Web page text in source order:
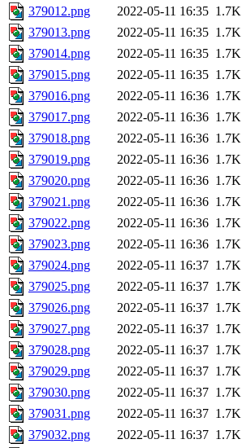
379012.png
2022-05-11 16:35 1.7K
379013.png
2022-05-11 16:35 1.7K
379014.png
2022-05-11 16:35 1.7K
379015.png
2022-05-11 16:35 1.7K
379016.png
2022-05-11 16:36 1.7K
379017.png
2022-05-11 16:36 1.7K
379018.png
2022-05-11 16:36 1.7K
379019.png
2022-05-11 16:36 1.7K
379020.png
2022-05-11 16:36 1.7K
379021.png
2022-05-11 16:36 1.7K
379022.png
2022-05-11 16:36 1.7K
379023.png
2022-05-11 16:36 1.7K
379024.png
2022-05-11 16:37 1.7K
379025.png
2022-05-11 16:37 1.7K
379026.png
2022-05-11 16:37 1.7K
379027.png
2022-05-11 16:37 1.7K
379028.png
2022-05-11 16:37 1.7K
379029.png
2022-05-11 16:37 1.7K
379030.png
2022-05-11 16:37 1.7K
379031.png
2022-05-11 16:37 1.7K
379032.png
2022-05-11 16:37 1.7K